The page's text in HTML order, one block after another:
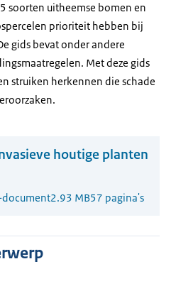
soorten uitheemse bomen en
prioriteit hebben bij
gids bevat onder andere
Met deze gids
struiken herkennen die schade
houtige planten
document2.93 MB57 pagina's